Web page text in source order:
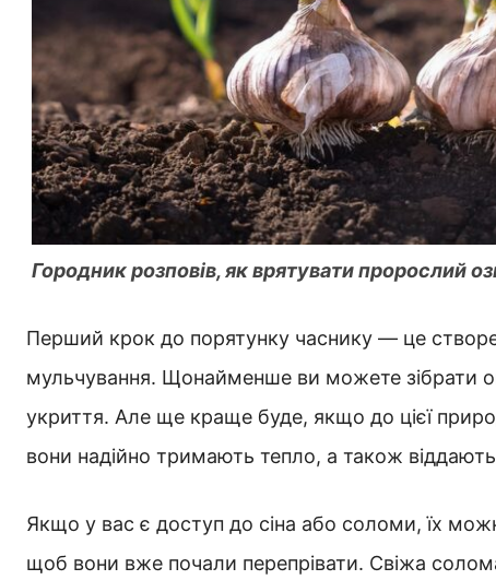
Городник розповів, як врятувати пророслий
Перший крок до порятунку часнику — це
мульчування. Щонайменше ви можете зібрати
укриття. Але ще краще буде, якщо до цієї
вони надійно тримають тепло, а також
Якщо у вас є доступ до сіна або соломи, їх
щоб вони вже почали перепрівати. Свіжа